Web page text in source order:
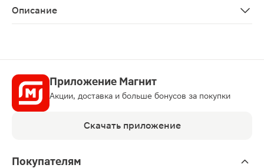
Описание
Приложение Магнит
Акции, доставка и больше бонусов за покупки
Скачать приложение
Покупателям